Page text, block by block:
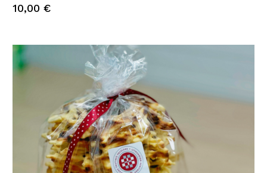
10,00 €